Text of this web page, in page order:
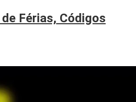
Férias, Códigos